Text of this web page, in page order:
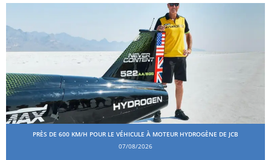
PRÈS DE 600 KM/H POUR LE VÉHICULE À MOTEUR HYDROGÈNE DE JCB
07/08/2026